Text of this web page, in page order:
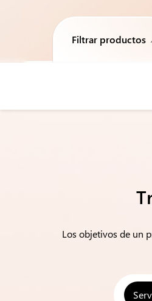
Filtrar productos
Los objetivos de un